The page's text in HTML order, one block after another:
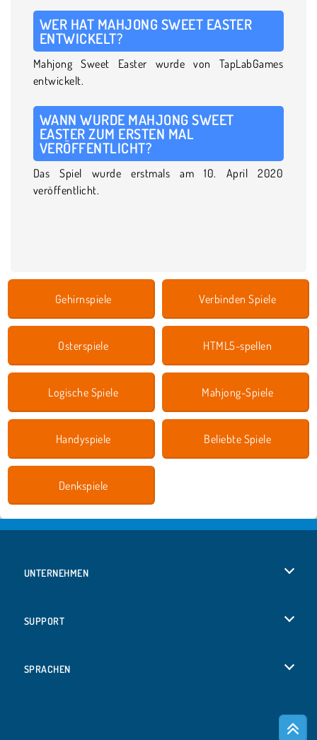
WER HAT MAHJONG SWEET EASTER
ENTWICKELT?
Mahjong Sweet Easter wurde von TapLabGames
entwickelt.
WANN WURDE MAHJONG SWEET
EASTER ZUM ERSTEN MAL
VERÖFFENTLICHT?
Das Spiel wurde erstmals am 10. April 2020
veröffentlicht.
Gehirnspiele Verbinden Spiele
Osterspiele HTML5-spellen
Logische Spiele Mahjong-Spiele
Handyspiele Beliebte Spiele
Denkspiele
UNTERNEHMEN
SUPPORT
SPRACHEN